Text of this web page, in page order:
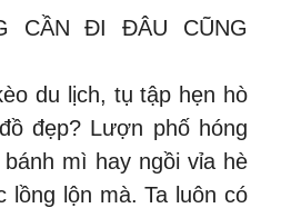
CẦN ĐI ĐÂU CŨNG
du lịch, tụ tập hẹn hò
đẹp? Lượn phố hóng
mì hay ngồi vỉa hè
lồng lộn mà. Ta luôn có